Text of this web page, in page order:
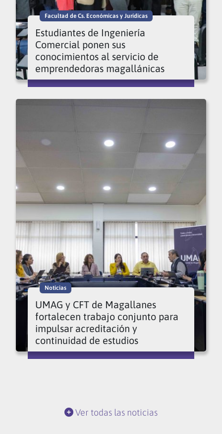
Facultad de Cs. Económicas y Jurídicas
Estudiantes de Ingeniería
Comercial ponen sus
conocimientos al servicio de
emprendedoras magallánicas
Noticias
UMAG y CFT de Magallanes
fortalecen trabajo conjunto para
impulsar acreditación y
continuidad de estudios
Ver todas las noticias